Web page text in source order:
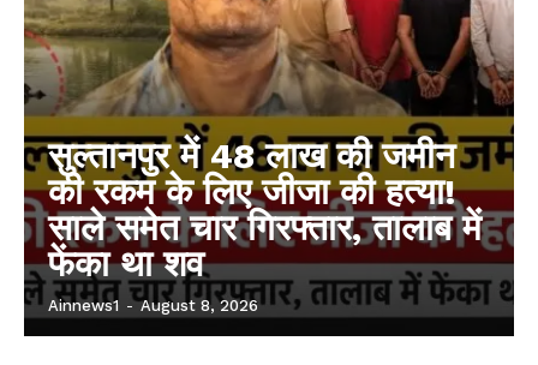
सुल्तानपुर में 48 लाख की जमीन
की रकम के लिए जीजा की हत्या!
साले समेत चार गिरफ्तार, तालाब में
फेंका था शव
Ainnews1 - August 8, 2026